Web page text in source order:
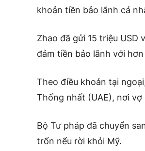
khoản tiền bảo lãnh cá
Zhao đã gửi 15 triệu
đảm tiền bảo lãnh với
Theo điều khoản tại
Thống nhất (UAE), nơi
Bộ Tư pháp đã chuyển
trốn nếu rời khỏi Mỹ.